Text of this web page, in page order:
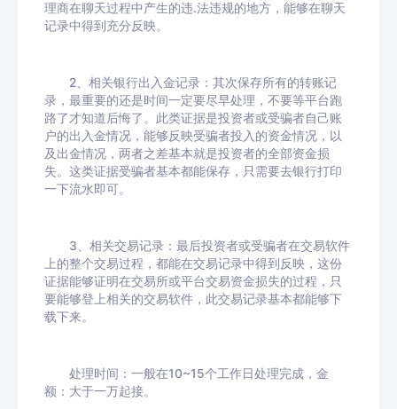
理商在聊天过程中产生的违.法违规的地方，能够在聊天
记录中得到充分反映。
2、相关银行出入金记录：其次保存所有的转账记
录，最重要的还是时间一定要尽早处理，不要等平台跑
路了才知道后悔了。此类证据是投资者或受骗者自己账
户的出入金情况，能够反映受骗者投入的资金情况，以
及出金情况，两者之差基本就是投资者的全部资金损
失。这类证据受骗者基本都能保存，只需要去银行打印
一下流水即可。
3、相关交易记录：最后投资者或受骗者在交易软件
上的整个交易过程，都能在交易记录中得到反映，这份
证据能够证明在交易所或平台交易资金损失的过程，只
要能够登上相关的交易软件，此交易记录基本都能够下
载下来。
处理时间：一般在10~15个工作日处理完成，金
额：大于一万起接。